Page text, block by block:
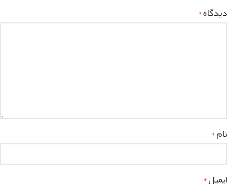
دیدگاه*
نام*
ایمیل*